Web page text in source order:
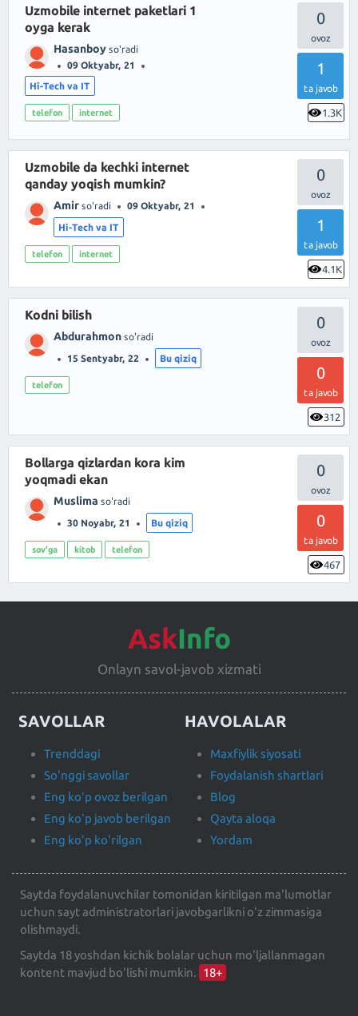
0
1
ta javob
1.3K
Uzmobile internet paketlari 1
oyga kerak
Hasanboy so'radi
09 Oktyabr, 21
Hi-Tech va IT
telefon internet
0
1
ta javob
4.1K
Uzmobile da kechki internet
qanday yoqish mumkin?
Amir so'radi 09 Oktyabr, 21
Hi-Tech va IT
telefon internet
0
0
ta javob
312
Kodni bilish
Abdurahmon so'radi
15 Sentyabr, 22 Bu qiziq
telefon
0
0
ta javob
467
Bollarga qizlardan kora kim
yoqmadi ekan
Muslima so'radi
30 Noyabr, 21 Bu qiziq
sov'ga kitob telefon
AskInfo
Onlayn savol-javob xizmati
SAVOLLAR
Trenddagi
So'nggi savollar
Eng ko'p ovoz berilgan
Eng ko'p javob berilgan
Eng ko'p ko'rilgan
HAVOLALAR
Maxfiylik siyosati
Foydalanish shartlari
Blog
Qayta aloqa
Yordam
Saytda foydalanuvchilar tomonidan kiritilgan ma'lumotlar
uchun sayt administratorlari javobgarlikni o'z zimmasiga
olishmaydi.
Saytda 18 yoshdan kichik bolalar uchun mo'ljallanmagan
kontent mavjud bo'lishi mumkin. 18+